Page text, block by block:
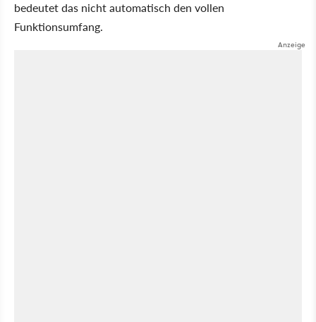
bedeutet das nicht automatisch den vollen
Funktionsumfang.